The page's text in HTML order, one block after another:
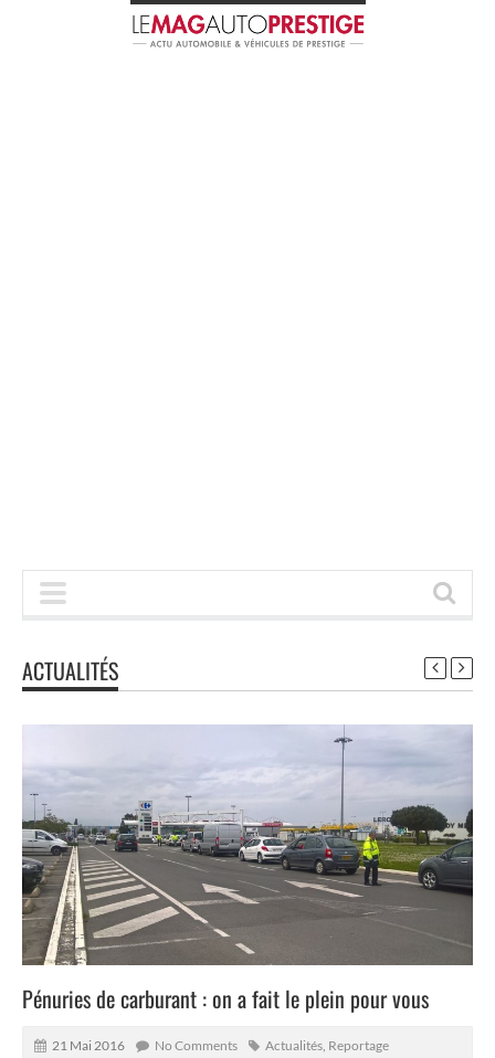
ACTUALITÉS
Pénuries de carburant : on a fait le plein pour vous
21 Mai 2016 No Comments Actualités Reportage